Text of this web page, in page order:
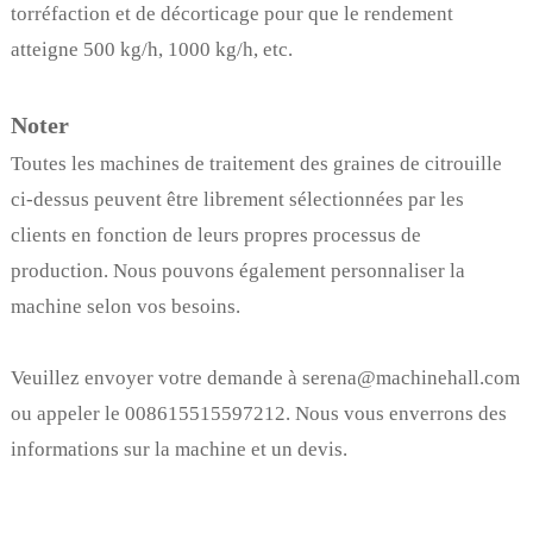
torréfaction et de décorticage pour que le rendement
atteigne 500 kg/h, 1000 kg/h, etc.
Noter
Toutes les machines de traitement des graines de citrouille
ci-dessus peuvent être librement sélectionnées par les
clients en fonction de leurs propres processus de
production. Nous pouvons également personnaliser la
machine selon vos besoins.
Veuillez envoyer votre demande à serena@machinehall.com
ou appeler le 008615515597212. Nous vous enverrons des
informations sur la machine et un devis.